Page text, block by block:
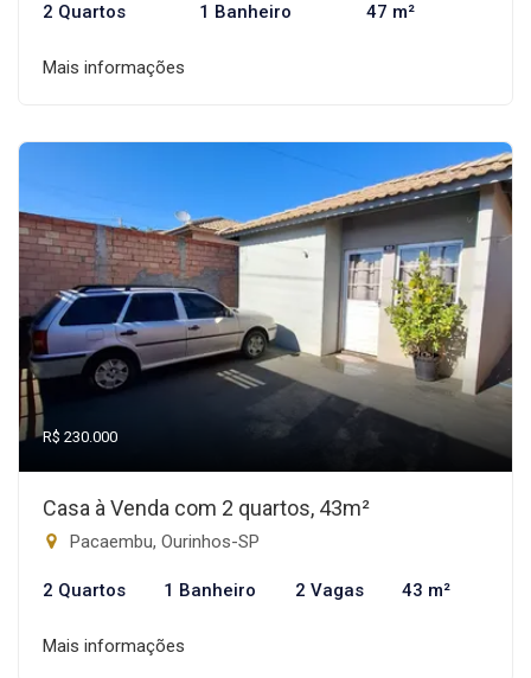
2 Quartos 1 Banheiro 47 m²
Mais informações
R$ 230.000
Casa à Venda com 2 quartos, 43m²
Pacaembu, Ourinhos-SP
2 Quartos 1 Banheiro 2 Vagas 43 m²
Mais informações